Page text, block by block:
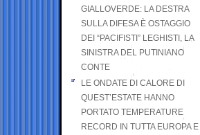
GIALLOVERDE: LA DESTRA
SULLA DIFESA È OSTAGGIO
DEI “PACIFISTI” LEGHISTI, LA
SINISTRA DEL PUTINIANO
CONTE
LE ONDATE DI CALORE DI
QUEST’ESTATE HANNO
PORTATO TEMPERATURE
RECORD IN TUTTA EUROPA E